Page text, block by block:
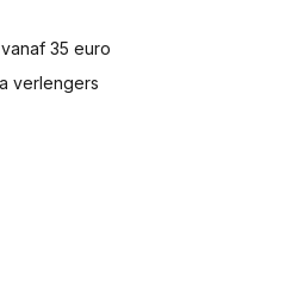
35 euro
verlengers